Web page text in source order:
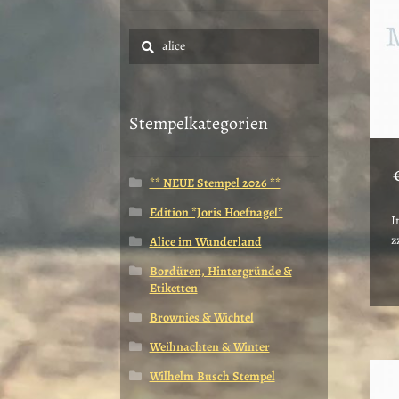
Suche
nach:
Suchen
Stempelkategorien
** NEUE Stempel 2026 **
Edition *Joris Hoefnagel*
Alice im Wunderland
Bordüren, Hintergründe &
Etiketten
Brownies & Wichtel
Weihnachten & Winter
Wilhelm Busch Stempel